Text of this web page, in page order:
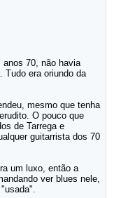
70, não havia
Tudo era oriundo da
mesmo que tenha
O pouco que
de Tarrega e
guitarrista dos 70
um luxo, então a
ver blues nele,